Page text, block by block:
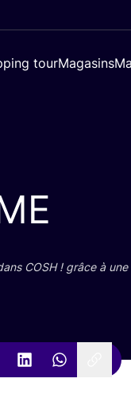
tourMagasins
COSH! grâce à une